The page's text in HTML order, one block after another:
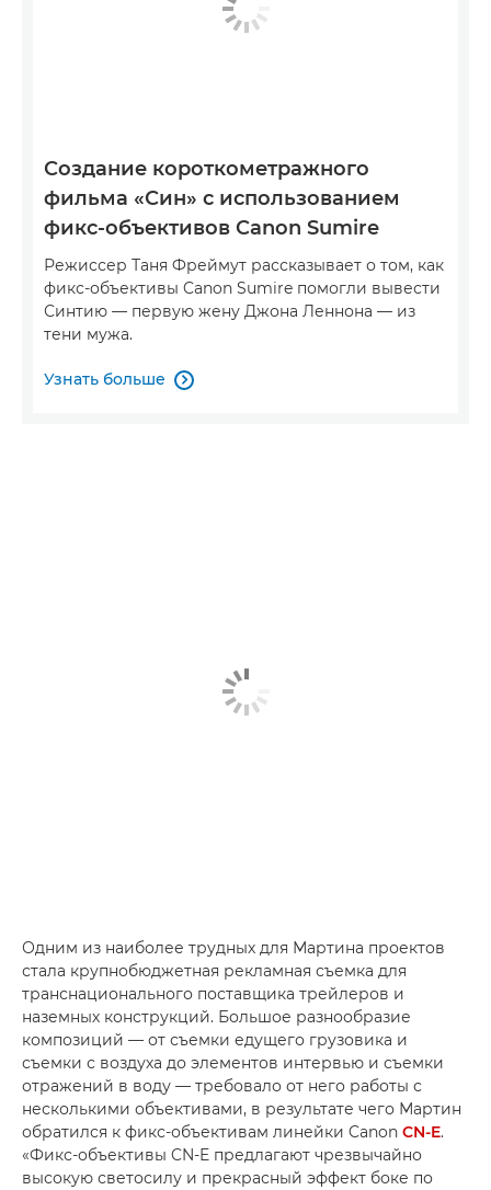
Создание короткометражного
фильма «Син» с использованием
фикс-объективов Canon Sumire
Режиссер Таня Фреймут рассказывает о том, как
фикс-объективы Canon Sumire помогли вывести
Синтию — первую жену Джона Леннона — из
тени мужа.
Узнать больше 
Одним из наиболее трудных для Мартина проектов
стала крупнобюджетная рекламная съемка для
транснационального поставщика трейлеров и
наземных конструкций. Большое разнообразие
композиций — от съемки едущего грузовика и
съемки с воздуха до элементов интервью и съемки
отражений в воду — требовало от него работы с
несколькими объективами, в результате чего Мартин
обратился к фикс-объективам линейки Canon CN-E.
«Фикс-объективы CN-E предлагают чрезвычайно
высокую светосилу и прекрасный эффект боке по